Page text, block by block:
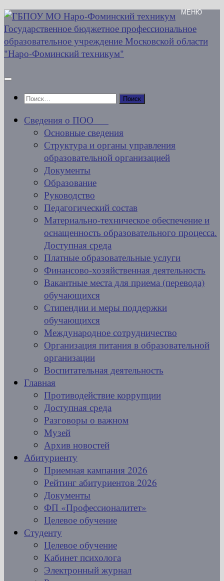
Перейти
к
содержимому
Найти:
Сведения о ПОО
Основные сведения
Структура и органы управления
образовательной организацией
Документы
Образование
Руководство
Педагогический состав
Материально-техническое обеспечение и
оснащенность образовательного процесса.
Доступная среда
Платные образовательные услуги
Финансово-хозяйственная деятельность
Вакантные места для приема (перевода)
обучающихся
Стипендии и меры поддержки
обучающихся
Международное сотрудничество
Организация питания в образовательной
организации
Воспитательная деятельность
Главная
Противодействие коррупции
Доступная среда
Разговоры о важном
Музей
Архив новостей
Абитуриенту
Приемная кампания 2026
Рейтинг абитуриентов 2026
Документы
ФП «Профессионалитет»
Целевое обучение
Студенту
Целевое обучение
Кабинет психолога
Электронный журнал